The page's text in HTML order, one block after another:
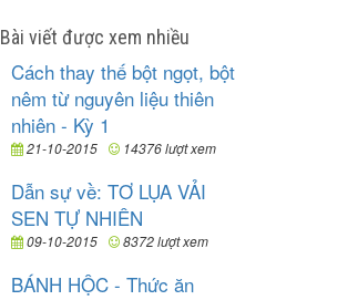
Bài viết được xem nhiều
Cách thay thế bột ngọt, bột
nêm từ nguyên liệu thiên
nhiên - Kỳ 1
21-10-2015 14376 lượt xem
Dẫn sự về: TƠ LỤA VẢI
SEN TỰ NHIÊN
09-10-2015 8372 lượt xem
BÁNH HỘC - Thức ăn